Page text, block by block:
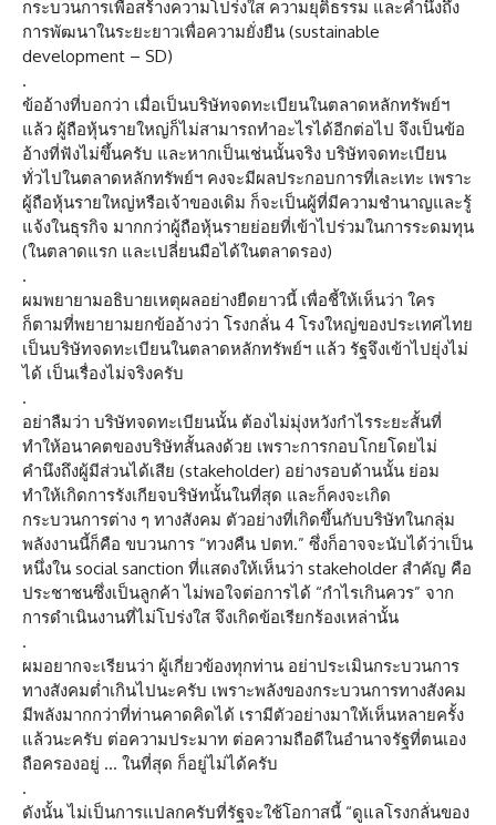
กระบวนการเพื่อสร้างความโปร่งใส ความยุติธรรม และคำนึงถึง
การพัฒนาในระยะยาวเพื่อความยั่งยืน (sustainable
development – SD)
.
ข้ออ้างที่บอกว่า เมื่อเป็นบริษัทจดทะเบียนในตลาดหลักทรัพย์ฯ
แล้ว ผู้ถือหุ้นรายใหญ่ก็ไม่สามารถทำอะไรได้อีกต่อไป จึงเป็นข้อ
อ้างที่ฟังไม่ขึ้นครับ และหากเป็นเช่นนั้นจริง บริษัทจดทะเบียน
ทั่วไปในตลาดหลักทรัพย์ฯ คงจะมีผลประกอบการที่เละเทะ เพราะ
ผู้ถือหุ้นรายใหญ่หรือเจ้าของเดิม ก็จะเป็นผู้ที่มีความชำนาญและรู้
แจ้งในธุรกิจ มากกว่าผู้ถือหุ้นรายย่อยที่เข้าไปร่วมในการระดมทุน
(ในตลาดแรก และเปลี่ยนมือได้ในตลาดรอง)
.
ผมพยายามอธิบายเหตุผลอย่างยืดยาวนี้ เพื่อชี้ให้เห็นว่า ใคร
ก็ตามที่พยายามยกข้ออ้างว่า โรงกลั่น 4 โรงใหญ่ของประเทศไทย
เป็นบริษัทจดทะเบียนในตลาดหลักทรัพย์ฯ แล้ว รัฐจึงเข้าไปยุ่งไม่
ได้ เป็นเรื่องไม่จริงครับ
.
อย่าลืมว่า บริษัทจดทะเบียนนั้น ต้องไม่มุ่งหวังกำไรระยะสั้นที่
ทำให้อนาคตของบริษัทสั้นลงด้วย เพราะการกอบโกยโดยไม่
คำนึงถึงผู้มีส่วนได้เสีย (stakeholder) อย่างรอบด้านนั้น ย่อม
ทำให้เกิดการรังเกียจบริษัทนั้นในที่สุด และก็คงจะเกิด
กระบวนการต่าง ๆ ทางสังคม ตัวอย่างที่เกิดขึ้นกับบริษัทในกลุ่ม
พลังงานนี้ก็คือ ขบวนการ “ทวงคืน ปตท.” ซึ่งก็อาจจะนับได้ว่าเป็น
หนึ่งใน social sanction ที่แสดงให้เห็นว่า stakeholder สำคัญ คือ
ประชาชนซึ่งเป็นลูกค้า ไม่พอใจต่อการได้ “กำไรเกินควร” จาก
การดำเนินงานที่ไม่โปร่งใส จึงเกิดข้อเรียกร้องเหล่านั้น
.
ผมอยากจะเรียนว่า ผู้เกี่ยวข้องทุกท่าน อย่าประเมินกระบวนการ
ทางสังคมต่ำเกินไปนะครับ เพราะพลังของกระบวนการทางสังคม
มีพลังมากกว่าที่ท่านคาดคิดได้ เรามีตัวอย่างมาให้เห็นหลายครั้ง
แล้วนะครับ ต่อความประมาท ต่อความถือดีในอำนาจรัฐที่ตนเอง
ถือครองอยู่ … ในที่สุด ก็อยู่ไม่ได้ครับ
.
ดังนั้น ไม่เป็นการแปลกครับที่รัฐจะใช้โอกาสนี้ “ดูแลโรงกลั่นของ